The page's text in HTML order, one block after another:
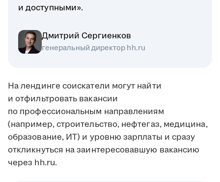
и доступными».
Дмитрий Сергиенков
генеральный директор hh.ru
На лендинге соискатели могут найти
и отфильтровать вакансии
по профессиональным направлениям
(например, строительство, нефтегаз, медицина,
образование, ИТ) и уровню зарплаты и сразу
откликнуться на заинтересовавшую вакансию
через hh.ru.